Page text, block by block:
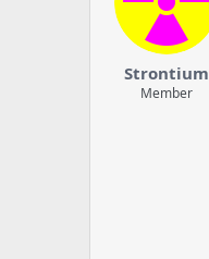
Strontium
Member